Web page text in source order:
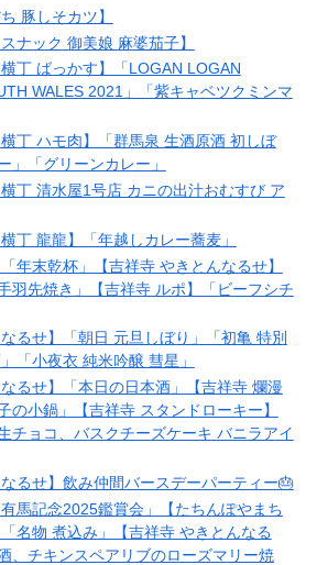
豚しそカツ】
ナック 御美娘 麻婆茄子】
横丁 ばっかす】「LOGAN LOGAN
WALES 2021」「紫キャベツクミンマ
横丁 ハモ肉】「群馬泉 生酒原酒 初しぼ
」「グリーンカレー」
横丁 清水屋1号店 カニの出汁おむすび ア
丁 龍龍】「年越しカレー蕎麦」
年末乾杯」【吉祥寺 やきとんなるせ】
羽先焼き」【吉祥寺 ルポ】「ビーフシチ
なるせ】「朝日 元旦しぼり」「初亀 特別
「小夜衣 純米吟醸 彗星」
なるせ】「本日の日本酒」【吉祥寺 爛漫
の小鍋」【吉祥寺 スタンドローキー】
チョコ、バスクチーズケーキ バニラアイ
なるせ】飲み仲間バースデーパーティー🎂
有馬記念2025鑑賞会」【たちんぽやまち
名物 煮込み」【吉祥寺 やきとんなる
、チキンスペアリブのローズマリー焼